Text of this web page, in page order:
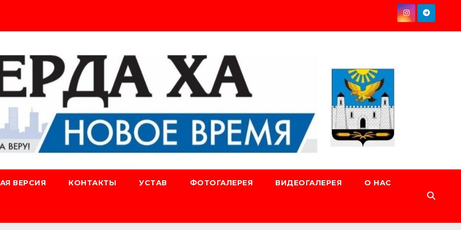
ВЕРСИЯ КОНТАКТЫ УСТАВ ФОТОГАЛЕРЕЯ ВИДЕОГАЛЕРЕЯ О НАС